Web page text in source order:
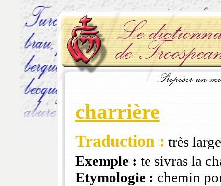
charrière
Traduction : très
Exemple : te sivras la
Etymologie : chemin